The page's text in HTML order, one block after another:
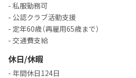
- 私服勤務可
- 公認クラブ活動支援
- 定年60歳（再雇用65歳まで）
- 交通費支給
休日/休暇
- 年間休日124日